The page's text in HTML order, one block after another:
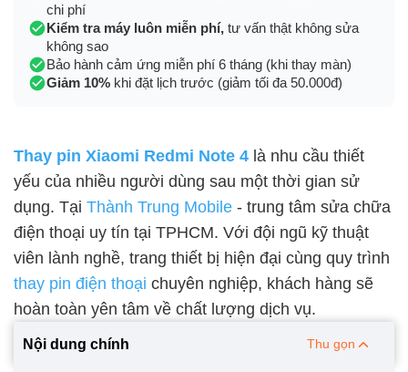
chi phí
Kiểm tra máy luôn miễn phí, tư vấn thật không sửa
không sao
Bảo hành cảm ứng miễn phí 6 tháng (khi thay màn)
Giảm 10% khi đặt lịch trước (giảm tối đa 50.000đ)
Thay pin Xiaomi Redmi Note 4 là nhu cầu thiết
yếu của nhiều người dùng sau một thời gian sử
dụng. Tại Thành Trung Mobile - trung tâm sửa chữa
điện thoại uy tín tại TPHCM. Với đội ngũ kỹ thuật
viên lành nghề, trang thiết bị hiện đại cùng quy trình
thay pin điện thoại chuyên nghiệp, khách hàng sẽ
hoàn toàn yên tâm về chất lượng dịch vụ.
Nội dung chính Thu gọn